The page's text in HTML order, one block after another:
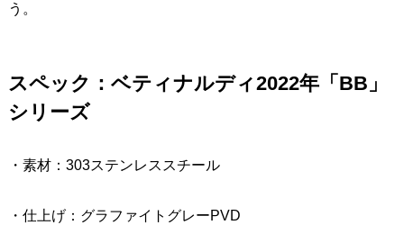
う。
スペック：ベティナルディ2022年「BB」
シリーズ
・素材：303ステンレススチール
・仕上げ：グラファイトグレーPVD